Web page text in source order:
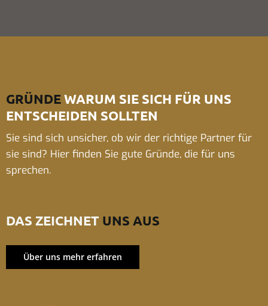
GRÜNDEWARUM SIE SICH FÜR UNS
ENTSCHEIDEN SOLLTEN
Sie sind sich unsicher, ob wir der richtige Partner für
sie sind? Hier finden Sie gute Gründe, die für uns
sprechen.
DAS ZEICHNET UNS AUS
Über uns mehr erfahren